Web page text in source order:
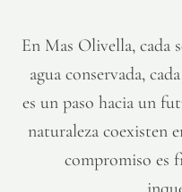
En Mas Olivella, cada
agua conservada,
es un paso hacia un
naturaleza coexisten
compromiso es